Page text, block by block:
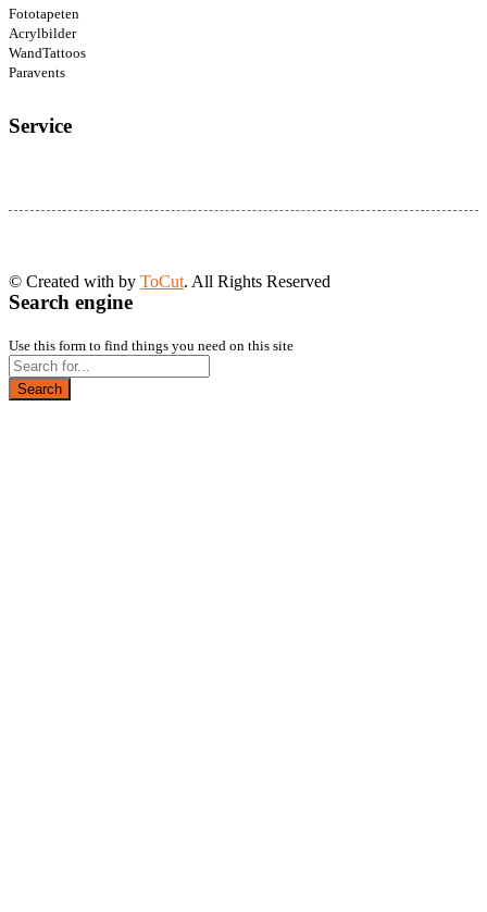
Fototapeten
Acrylbilder
WandTattoos
Paravents
Service
© Created with by ToCut. All Rights Reserved
Search engine
Use this form to find things you need on this site
Search